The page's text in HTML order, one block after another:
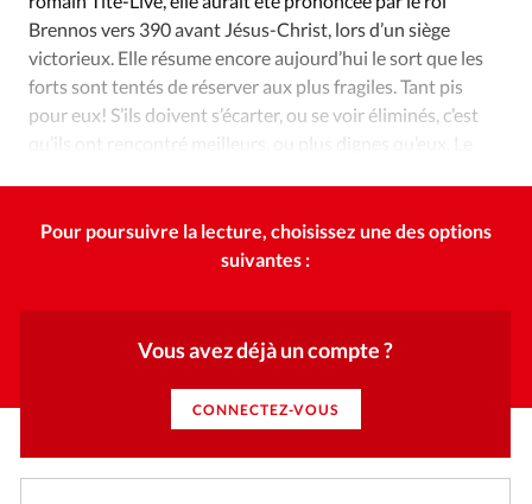
Actualité internationale
Chronique
Culture
Dossier
Eglises Foi Génération réveil
Monde
Opinions
Publireportage
Relations Aujourd'hui
Société
Tour du monde des Eglises
Trait d'Ixène
Brennos vers 390 avant Jésus-Christ, lors d’un siège
victorieux. Elle résume encore aujourd’hui le sort que les
forts sont tentés de réserver aux plus fragiles. Tant pis
pour eux! S’ils doivent s’écarter, ou se voir éliminés, c’est
qu’ils ont rencontré meilleurs, ou plus dignes qu’eux. Le
Pour poursuivre la lecture, choisissez une des options
suivantes :
Vous avez déjà un compte ?
CONNECTEZ-VOUS